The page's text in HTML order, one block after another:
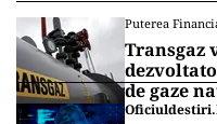
Puterea
Transgaz
de gaze